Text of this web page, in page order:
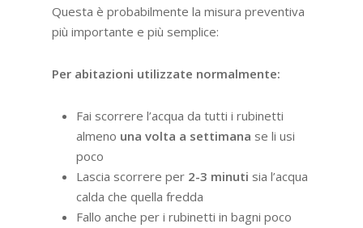
Questa è probabilmente la misura preventiva
più importante e più semplice:
Per abitazioni utilizzate normalmente:
Fai scorrere l’acqua da tutti i rubinetti
almeno una volta a settimana se li usi
poco
Lascia scorrere per 2-3 minuti sia l’acqua
calda che quella fredda
Fallo anche per i rubinetti in bagni poco